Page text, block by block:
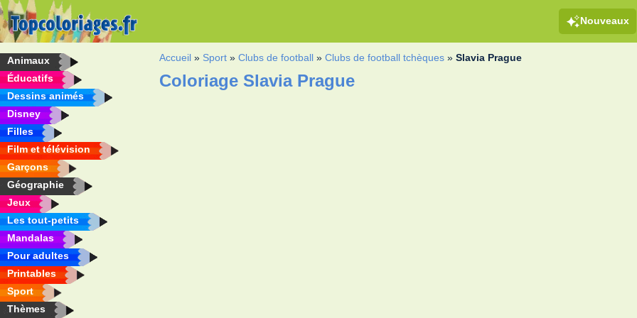
Nouveaux
Animaux
Éducatifs
Dessins animés
Disney
Filles
Film et télévision
Garçons
Géographie
Jeux
Les tout-petits
Mandalas
Pour adultes
Printables
Sport
Thèmes
Accueil » Sport »Clubs de football »Clubs de football tchèques »Slavia Prague
Coloriage Slavia Prague